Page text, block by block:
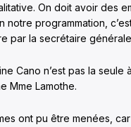
On doit avoir des
notre programmation,
par la secrétaire
Cano n’est pas la
Mme Lamothe.
ont pu être menées,